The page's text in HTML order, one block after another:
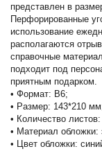
представлен в
Перфорированные
использование
располагаются
справочные
подходит под
приятным подарком.
• Формат: B6;
• Размер: 143*210
• Количество
• Материал обложки:
• Цвет обложки: